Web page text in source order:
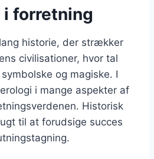
forretning
historie, der strækker
civilisationer, hvor tal
og magiske. I
i mange aspekter af
Historisk
til at forudsige succes